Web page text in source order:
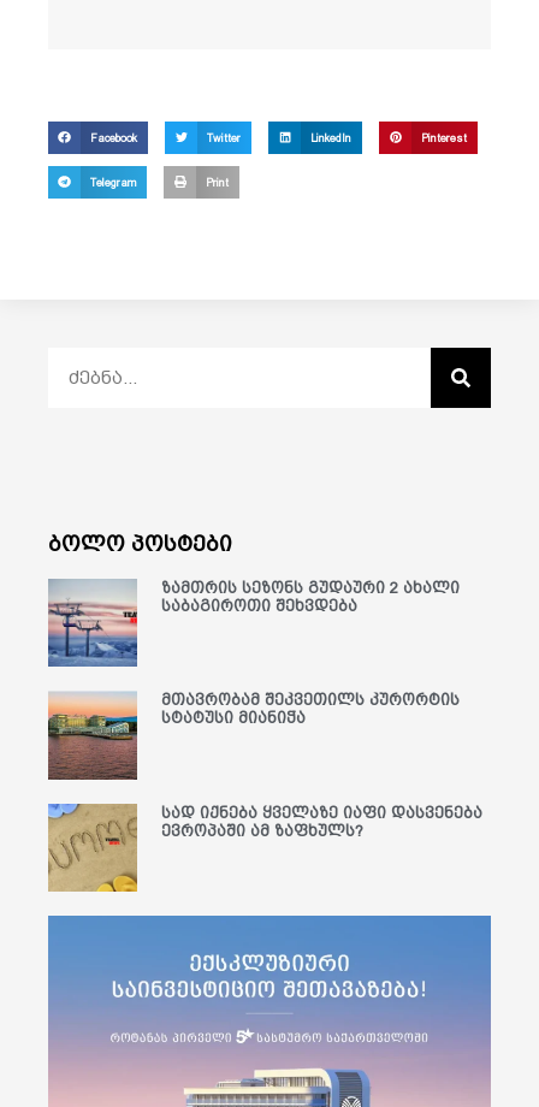
Facebook Twitter LinkedIn Pinterest
Telegram Print
ბოლო პოსტები
ზამთრის სეზონს გუდაური 2 ახალი
საბაგიროთი შეხვდება
მთავრობამ შეკვეთილს კურორტის
სტატუსი მიანიჭა
სად იქნება ყველაზე იაფი დასვენება
ევროპაში ამ ზაფხულს?